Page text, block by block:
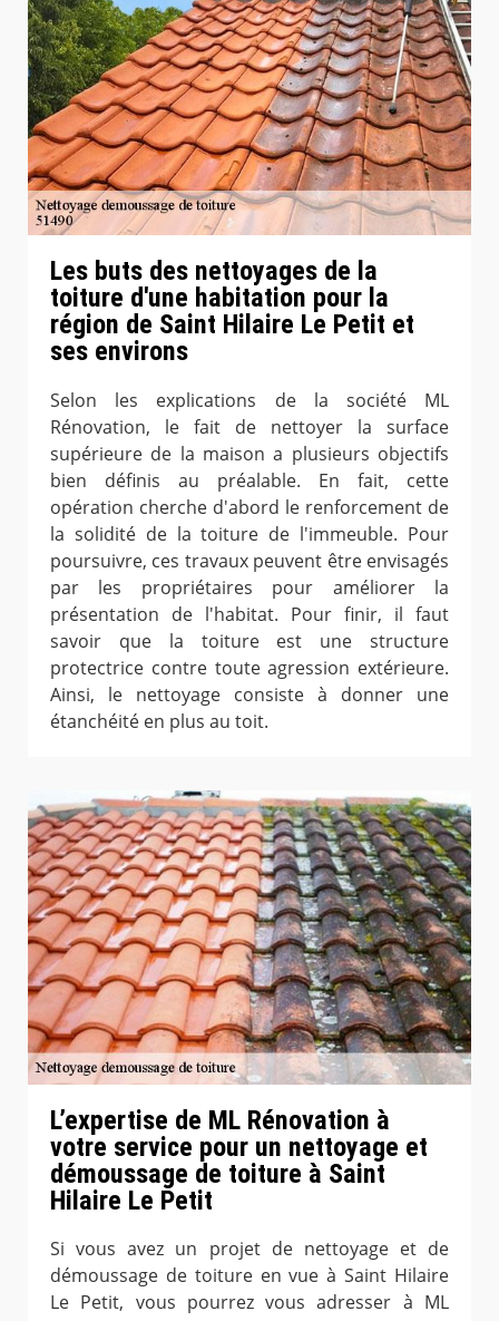
Les buts des nettoyages de la
toiture d'une habitation pour la
région de Saint Hilaire Le Petit et
ses environs
Selon les explications de la société ML
Rénovation, le fait de nettoyer la surface
supérieure de la maison a plusieurs objectifs
bien définis au préalable. En fait, cette
opération cherche d'abord le renforcement de
la solidité de la toiture de l'immeuble. Pour
poursuivre, ces travaux peuvent être envisagés
par les propriétaires pour améliorer la
présentation de l'habitat. Pour finir, il faut
savoir que la toiture est une structure
protectrice contre toute agression extérieure.
Ainsi, le nettoyage consiste à donner une
étanchéité en plus au toit.
L’expertise de ML Rénovation à
votre service pour un nettoyage et
démoussage de toiture à Saint
Hilaire Le Petit
Si vous avez un projet de nettoyage et de
démoussage de toiture en vue à Saint Hilaire
Le Petit, vous pourrez vous adresser à ML